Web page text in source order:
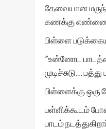
தேவையான
கணக்கு
பிள்ளை
”உன்னோட
முடிச்சுடு…
பிள்ளைக்கு ஒரு
பள்ளிக்கூடம்
பாடம்